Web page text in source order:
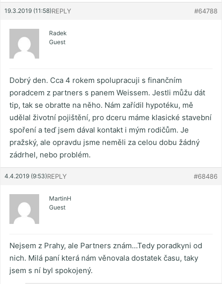
19.3.2019 (11:58) #64788
REPLY
Radek
Guest
Dobrý den. Cca 4 rokem spolupracuji s finančním
poradcem z partners s panem Weissem. Jestli můžu dát
tip, tak se obratte na něho. Nám zařídil hypotéku, mě
udělal životní pojištění, pro dceru máme klasické stavební
spoření a teď jsem dával kontakt i mým rodičům. Je
pražský, ale opravdu jsme neměli za celou dobu žádný
zádrhel, nebo problém.
4.4.2019 (9:53) #68486
REPLY
MartinH
Guest
Nejsem z Prahy, ale Partners znám…Tedy poradkyni od
nich. Milá paní která nám věnovala dostatek času, taky
jsem s ní byl spokojený.